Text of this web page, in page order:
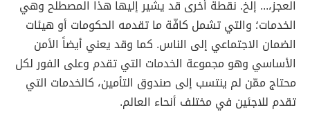
العجز،... إلخ. نقطة أخرى قد يشير إليها هذا المصطلح وهي
الخدمات؛ والتي تشمل كافّة ما تقدمه الحكومات أو هيئات
الضمان الاجتماعي إلى الناس. كما وقد يعني أيضاً الأمن
الأساسي وهو مجموعة الخدمات التي تقدم وعلى الفور لكل
محتاج ممّن لم ينتسب إلى صندوق التأمين، كالخدمات التي
تقدم للاجئين في مختلف أنحاء العالم.